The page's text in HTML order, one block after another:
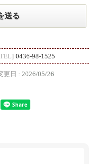
送る
0436-98-1525
更日 : 2026/05/26